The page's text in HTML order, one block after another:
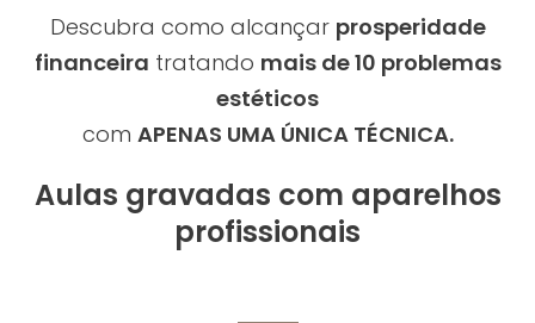
Descubra como alcançar prosperidade
financeira tratando mais de 10 problemas
estéticos
com APENAS UMA ÚNICA TÉCNICA.
Aulas gravadas com aparelhos
profissionais